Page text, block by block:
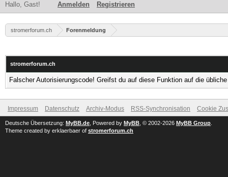
Hallo, Gast! Anmelden Registrieren
stromerforum.ch Forenmeldung
stromerforum.ch
Falscher Autorisierungscode! Greifst du auf diese Funktion auf die
Impressum Datenschutz Archiv-Modus RSS-Synchronisation Cookie
Deutsche Übersetzung: MyBB.de , Powered by MyBB , © 2002-2026 MyBB Group
Theme created by erklaerbaer of stromerforum.ch